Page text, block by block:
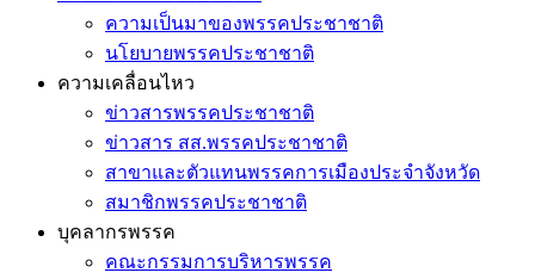
ความเป็นมาของพรรคประชาชาติ
นโยบายพรรคประชาชาติ
ความเคลื่อนไหว
ข่าวสารพรรคประชาชาติ
ข่าวสาร สส.พรรคประชาชาติ
สาขาและตัวแทนพรรคการเมืองประจำจังหวัด
สมาชิกพรรคประชาชาติ
บุคลากรพรรค
คณะกรรมการบริหารพรรค